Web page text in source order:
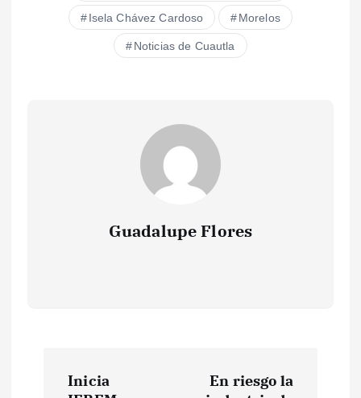
Isela Chávez Cardoso Morelos
Noticias de Cuautla
Guadalupe Flores
Inicia
En riesgo la